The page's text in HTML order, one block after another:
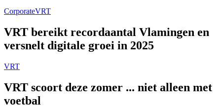
CorporateVRT
VRT bereikt recordaantal Vlamingen en
versnelt digitale groei in 2025
VRT
VRT scoort deze zomer ... niet alleen met
voetbal